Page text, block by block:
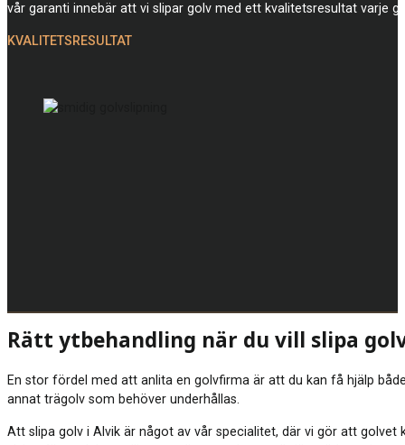
vår garanti innebär att vi slipar golv med ett kvalitetsresultat varje
KVALITETSRESULTAT
Rätt ytbehandling när du vill slipa
En stor fördel med att anlita en golvfirma är att du kan få hjälp
annat trägolv som behöver underhållas.
Att slipa golv i Alvik är något av vår specialitet, där vi gör att